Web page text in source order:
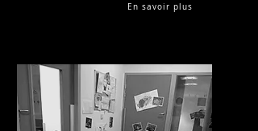
En savoir plus